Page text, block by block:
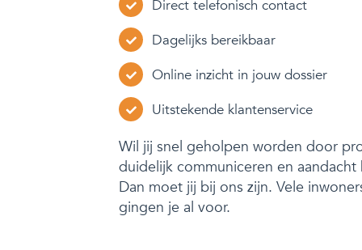
Direct telefonisch contact
Dagelijks bereikbaar
Online inzicht in jouw dossier
Uitstekende klantenservice
Wil jij snel geholpen worden door
duidelijk communiceren en
Dan moet jij bij ons zijn. Vele
gingen je al voor.